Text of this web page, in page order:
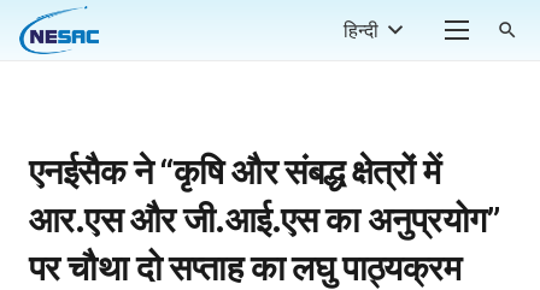
हिन्दी search
एनईसैक ने “कृषि और संबद्ध क्षेत्रों में
आर.एस और जी.आई.एस का अनुप्रयोग”
पर चौथा दो सप्ताह का लघु पाठ्यक्रम